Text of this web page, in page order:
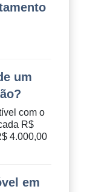
um
com o
R$
4.000,00
em